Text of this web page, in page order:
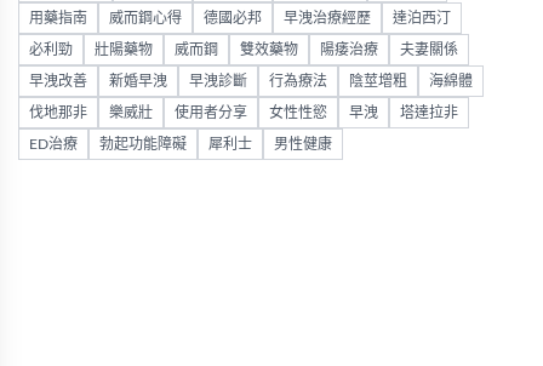
用藥指南 威而鋼心得 德國必邦 早洩治療經歷 達泊西汀
必利勁 壯陽藥物 威而鋼 雙效藥物 陽痿治療 夫妻關係
早洩改善 新婚早洩 早洩診斷 行為療法 陰莖增粗 海綿體
伐地那非 樂威壯 使用者分享 女性性慾 早洩 塔達拉非
ED治療 勃起功能障礙 犀利士 男性健康